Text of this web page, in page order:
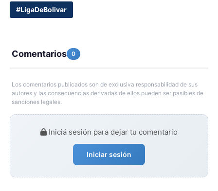
#LigaDeBolivar
Comentarios 0
Los comentarios publicados son de exclusiva responsabilidad de sus
autores y las consecuencias derivadas de ellos pueden ser pasibles de
sanciones legales.
Iniciá sesión para dejar tu comentario
Iniciar sesión